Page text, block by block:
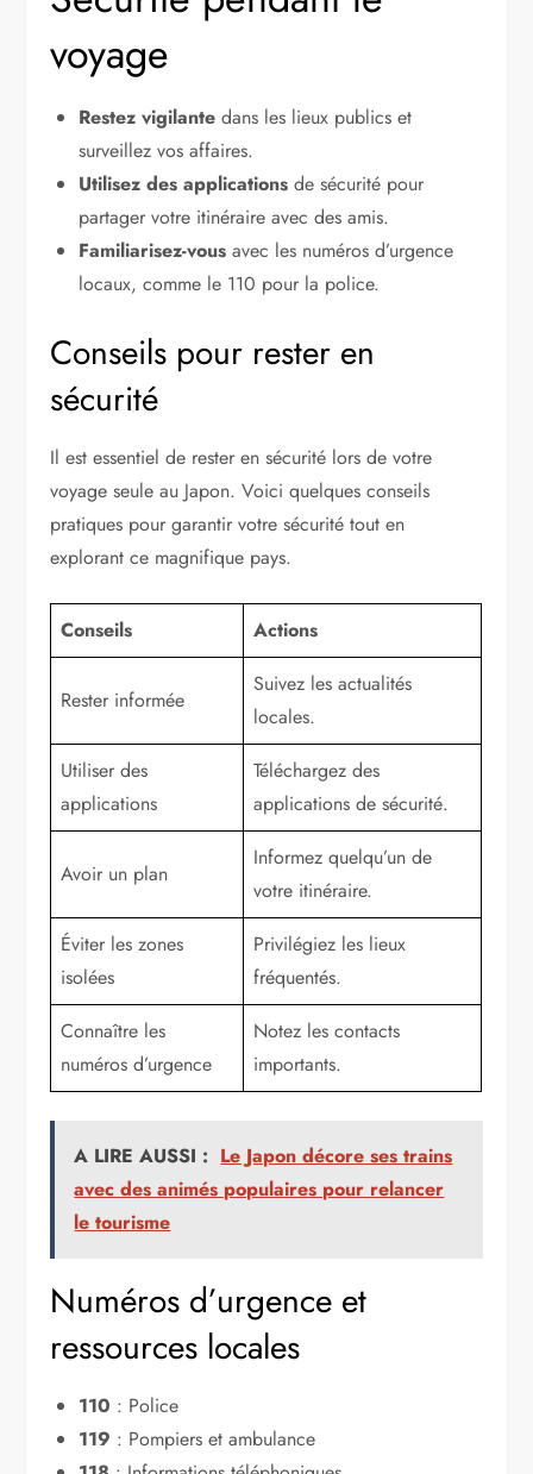
voyage
Restez vigilante dans les lieux publics et
surveillez vos affaires.
Utilisez des applications de sécurité pour
partager votre itinéraire avec des amis.
Familiarisez-vous avec les numéros d’urgence
locaux, comme le 110 pour la police.
Conseils pour rester en
sécurité
Il est essentiel de rester en sécurité lors de votre
voyage seule au Japon. Voici quelques conseils
pratiques pour garantir votre sécurité tout en
explorant ce magnifique pays.
Conseils Actions
Rester informée
Suivez les actualités
locales.
Utiliser des
applications
Téléchargez des
applications de sécurité.
Avoir un plan
Informez quelqu’un de
votre itinéraire.
Éviter les zones
isolées
Privilégiez les lieux
fréquentés.
Connaître les
numéros d’urgence
Notez les contacts
importants.
A LIRE AUSSI : Le Japon décore ses trains
avec des animés populaires pour relancer
le tourisme
Numéros d’urgence et
ressources locales
110 : Police
119 : Pompiers et ambulance